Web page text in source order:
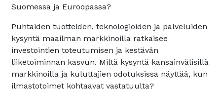
Suomessa ja Euroopassa?
Puhtaiden tuotteiden, teknologioiden ja palveluiden
kysyntä maailman markkinoilla ratkaisee
investointien toteutumisen ja kestävän
liiketoiminnan kasvun. Miltä kysyntä kansainvälisillä
markkinoilla ja kuluttajien odotuksissa näyttää, kun
ilmastotoimet kohtaavat vastatuulta?